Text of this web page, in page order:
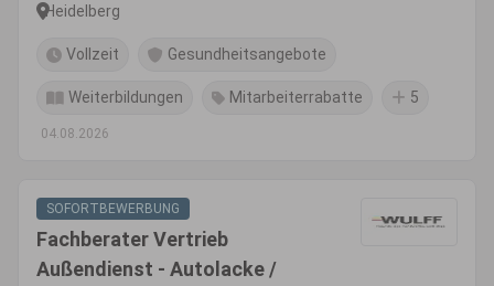
Heidelberg
Vollzeit Gesundheitsangebote
Weiterbildungen Mitarbeiterrabatte 5
04.08.2026
SOFORTBEWERBUNG
Fachberater Vertrieb
Außendienst - Autolacke /